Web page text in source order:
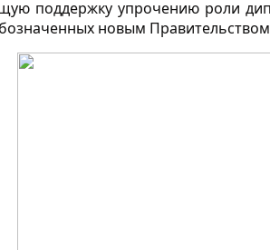
поддержку упрочению роли
новым